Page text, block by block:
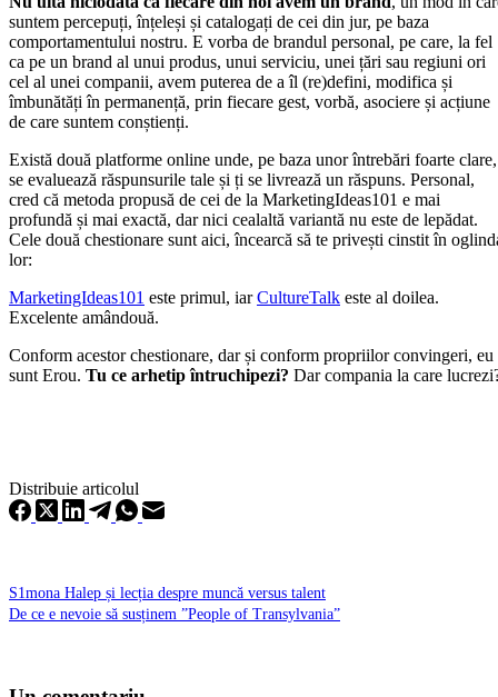
suntem percepuți, înțeleși și catalogați de cei din jur, pe baza
comportamentului nostru. E vorba de brandul personal, pe care, la fel
ca pe un brand al unui produs, unui serviciu, unei țări sau regiuni ori
cel al unei companii, avem puterea de a îl (re)defini, modifica și
îmbunătăți în permanență, prin fiecare gest, vorbă, asociere și acțiune
de care suntem conștienți.
Există două platforme online unde, pe baza unor întrebări foarte clare,
se evaluează răspunsurile tale și ți se livrează un răspuns. Personal,
cred că metoda propusă de cei de la MarketingIdeas101 e mai
profundă și mai exactă, dar nici cealaltă variantă nu este de lepădat.
Cele două chestionare sunt aici, încearcă să te privești cinstit în
lor:
MarketingIdeas101 este primul, iarCultureTalk este al doilea.
Excelente amândouă.
Conform acestor chestionare, dar și conform propriilor convingeri, eu
sunt Erou. Tu ce arhetip întruchipezi? Dar compania la care
Distribuie articolul
S1mona Halep și lecția despre muncă versus talent
De ce e nevoie să susținem ”People of Transylvania”